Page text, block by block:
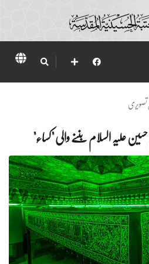
تصویری
علیہ السلام بننے والی "کساء"